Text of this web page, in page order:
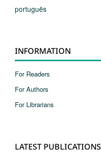
português
INFORMATION
For Readers
For Authors
For Librarians
LATEST PUBLICATIONS